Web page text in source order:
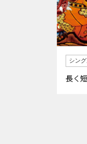
シン
長く